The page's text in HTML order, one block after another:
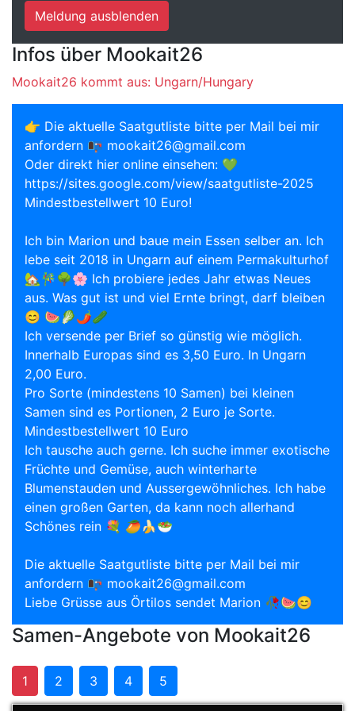
Meldung ausblenden
Infos über Mookait26
Mookait26 kommt aus: Ungarn/Hungary
👉 Die aktuelle Saatgutliste bitte per Mail bei mir
anfordern 📭 mookait26@gmail.com
Oder direkt hier online einsehen: 💚
https://sites.google.com/view/saatgutliste-2025
Mindestbestellwert 10 Euro!
Ich bin Marion und baue mein Essen selber an. Ich
lebe seit 2018 in Ungarn auf einem Permakulturhof
🏡🎋🌳🌸 Ich probiere jedes Jahr etwas Neues
aus. Was gut ist und viel Ernte bringt, darf bleiben
😊 🍉🥬🌶🥒
Ich versende per Brief so günstig wie möglich.
Innerhalb Europas sind es 3,50 Euro. In Ungarn
2,00 Euro.
Pro Sorte (mindestens 10 Samen) bei kleinen
Samen sind es Portionen, 2 Euro je Sorte.
Mindestbestellwert 10 Euro
Ich tausche auch gerne. Ich suche immer exotische
Früchte und Gemüse, auch winterharte
Blumenstauden und Aussergewöhnliches. Ich habe
einen großen Garten, da kann noch allerhand
Schönes rein 💐 🥭🍌🥗
Die aktuelle Saatgutliste bitte per Mail bei mir
anfordern 📭 mookait26@gmail.com
Liebe Grüsse aus Örtilos sendet Marion 🥀🍉😊
Samen-Angebote von Mookait26
1 2 3 4 5